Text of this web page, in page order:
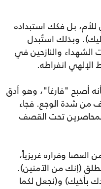
للأم، بل فكك استبداده
وبذلك استُبدل
الشهداء والنازحين في
الإلهي انفراطه.
أصبح "فارغاً"، وهو أدق
من شدة الوجع. فجاء
تحت القصف
وفراره غريزياً،
(إنك من الآمنين).
بأخيك) و(نجعل لكما